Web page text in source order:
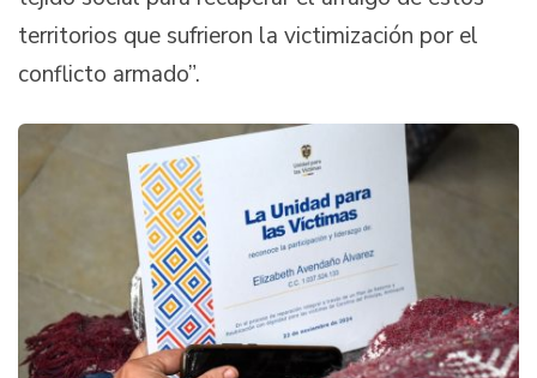
territorios que sufrieron la victimización por el
conflicto armado”.